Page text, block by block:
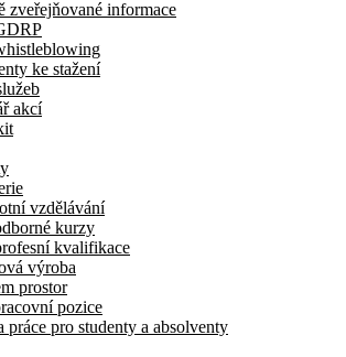
zveřejňované informace
ke stažení
akcí
vzdělávání
kurzy
kvalifikace
výroba
prostor
pozice
práce pro studenty a absolventy